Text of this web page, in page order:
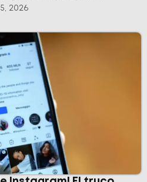
2026